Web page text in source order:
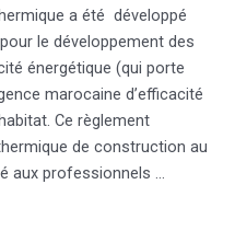
a été développé
pour le développement des
énergétique (qui porte
marocaine d’efficacité
Ce règlement
de construction au
aux professionnels …